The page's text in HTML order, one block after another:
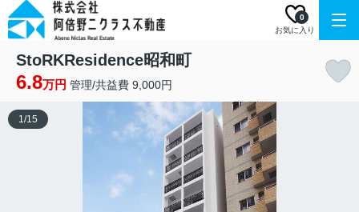
お気に入り
0
StoRKResidence昭和町
6.8万円 管理/共益費 9,000円
1/15